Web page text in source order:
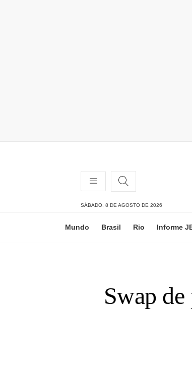
SÁBADO, 8 DE AGOSTO DE 2026
Mundo Brasil Rio Informe
Swap